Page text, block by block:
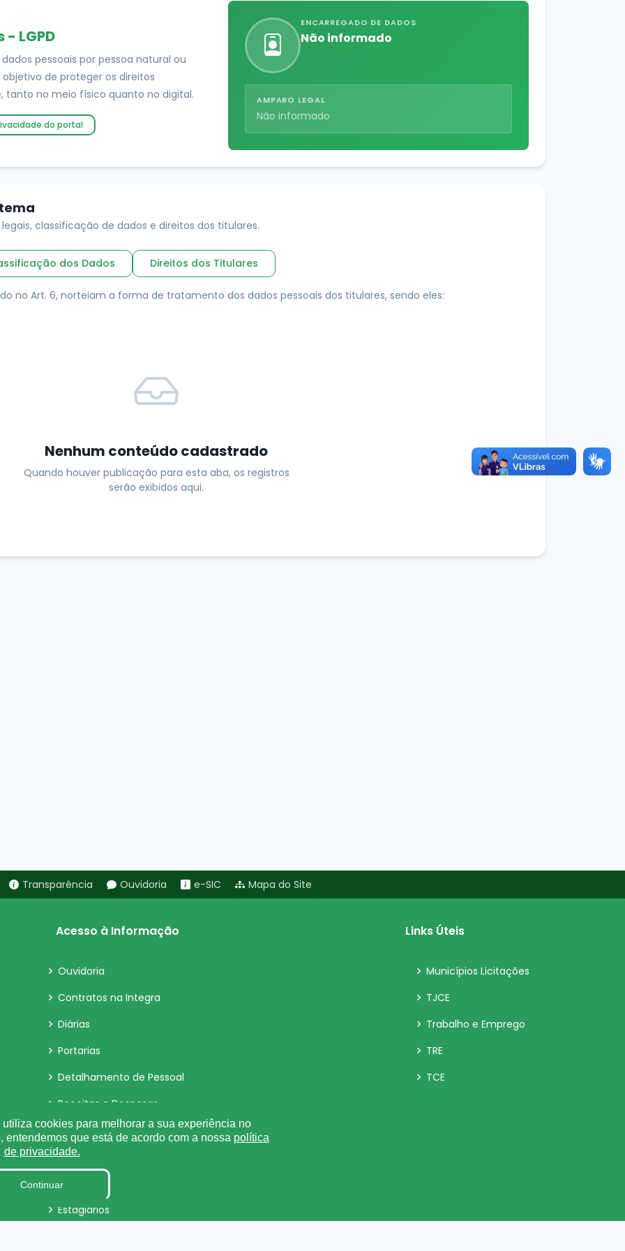
- LGPD
pessoais por pessoa natural ou
de proteger os direitos
tanto no meio físico quanto no digital.
do portal
ENCARREGADO DE DADOS
Não informado
AMPARO LEGAL
Não informado
classificação de dados e direitos dos titulares.
dos Dados Direitos dos Titulares
no Art. 6, norteiam a forma de tratamento dos dados pessoais dos titulares, sendo eles:
Nenhum conteúdo cadastrado
Quando houver publicação para esta aba, os registros
serão exibidos aqui.
Transparência Ouvidoria e-SIC Mapa do Site
Acesso à Informação
Ouvidoria
Contratos na Integra
Diárias
Portarias
Detalhamento de Pessoal
Receitas e Despesas
Parecer TCE
Organização Institucional
Obras
Estagiários
Links Úteis
Municípios Licitações
TJCE
Trabalho e Emprego
TRE
TCE
cookies para melhorar a sua experiência no
que está de acordo com a nossa política
de privacidade.
Continuar